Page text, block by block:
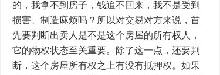
的，我拿不到房子，钱追不回来，我不是受到
损害、制造麻烦吗？所以对交易对方来说，首
先要判断出卖人是不是这个房屋的所有权人，
它的物权状态至关重要。除了这一点，还要判
断，这个房屋所有权之上有没有抵押权。如果